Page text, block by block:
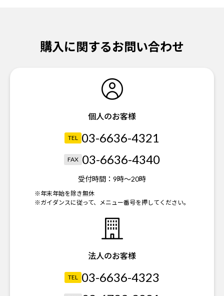
購入に関するお問い合わせ
個人のお客様
TEL 03-6636-4321
FAX 03-6636-4340
受付時間： 9時～20時
※年末年始を除き無休
※ガイダンスに従って、メニュー番号を押してください。
法人のお客様
TEL 03-6636-4323